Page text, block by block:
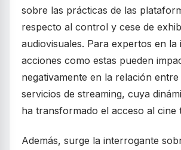
sobre las prácticas de las
respecto al control y cese de
audiovisuales. Para expertos en la
acciones como estas pueden
negativamente en la relación
servicios de streaming, cuya
ha transformado el acceso al cine
Además, surge la interrogante